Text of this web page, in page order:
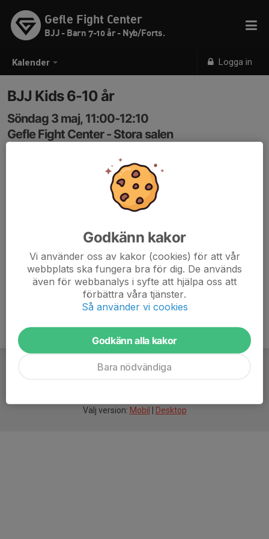
Kalender Logga in
Gefle Fight Center
BJJ - Barn 7-10 år - Nyb/Forts.
BJJ Kids 6-10 år
Söndag 3 maj, 11:00-12:10
Gefle Fight Center - Stora salen
Välj version: Mobil Desktop
Godkänn kakor
Vi använder oss av kakor (cookies) för att vår
webbplats ska fungera bra för dig. De används
även för webbanalys i syfte att hjälpa oss att
förbättra våra tjänster.
Så använder vi cookies
Godkänn alla kakor
Bara nödvändiga